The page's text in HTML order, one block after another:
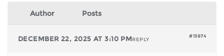
Author Posts
DECEMBER 22, 2025 AT 3:10 PM #13874
REPLY